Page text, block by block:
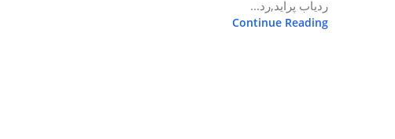
ردیاب پراید,رد...
Continue Reading